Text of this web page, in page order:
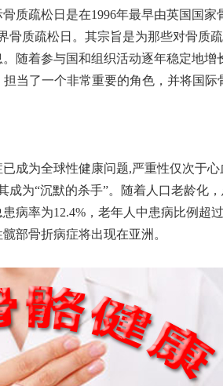
质疏松日是在1996年最早由英国国家
骨质疏松日。其宗旨是为那些对骨质
随着参与国和组织活动逐年稳定地
当了一个非常重要的角色，并将国际
成为全球性健康问题,严重性仅次于
成为“沉默的杀手”。随着人口老龄化
病率为12.4%，老年人中患病比例超
部骨折病症将出现在亚洲。